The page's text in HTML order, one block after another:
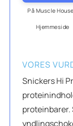
På Muscle
Hjemmeside
VORES
Snickers Hi
proteinbarer.